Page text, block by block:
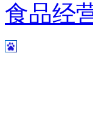
食品经